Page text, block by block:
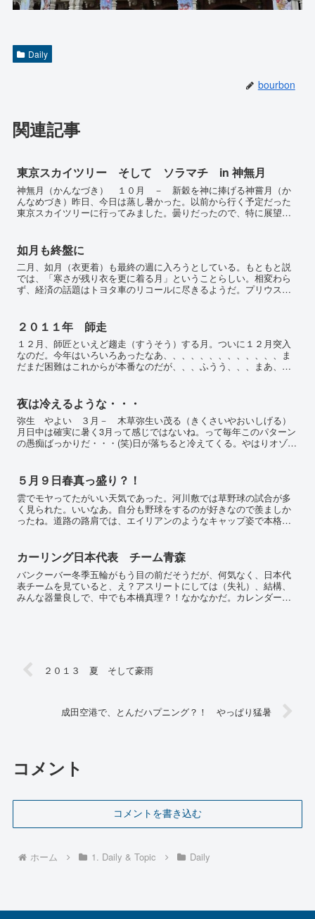
Daily
bourbon
関連記事
東京スカイツリー そして ソラマチ in 神無月
神無月（かんなづき） １０月 － 新穀を神に捧げる神嘗月（か
んなめづき）昨日、今日は蒸し暑かった。以前から行く予定だった
東京スカイツリーに行ってみました。曇りだったので、特に展望台
如月も終盤に
二月、如月（衣更着）も最終の週に入ろうとしている。もともと説
では、「寒さが残り衣を更に着る月」ということらしい。相変わら
ず、経済の話題はトヨタ車のリコールに尽きるようだ。プリウスの
２０１１年 師走
１２月、師匠といえど趨走（すうそう）する月。ついに１２月突入
なのだ。今年はいろいろあったなあ、、、、、、、、、、、、、ま
だまだ困難はこれからが本番なのだが、、、ふうう、、、まあ、一
夜は冷えるような・・・
弥生 やよい ３月－ 木草弥生い茂る（きくさいやおいしげる）
月日中は確実に暑く3月って感じではないね。って毎年このパターン
の愚痴ばっかりだ・・・(笑)日が落ちると冷えてくる。やはりオゾン
５月９日春真っ盛り？！
雲でモヤってたがいい天気であった。河川敷では草野球の試合が多
く見られた。いいなあ。自分も野球をするのが好きなので羨ましか
ったね。道路の路肩では、エイリアンのようなキャップ姿で本格派
カーリング日本代表 チーム青森
バンクーバー冬季五輪がもう目の前だそうだが、何気なく、日本代
表チームを見ていると、え？アスリートにしては（失礼）、結構、
みんな器量良しで、中でも本橋真理？！なかなかだ。カレンダーま
２０１３ 夏 そして豪雨
成田空港で、とんだハプニング？！ やっぱり猛暑
コメント
コメントを書き込む
ホーム 1. Daily & Topic Daily